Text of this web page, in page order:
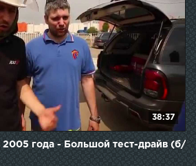
38:37
года - Большой тест-драйв (б/